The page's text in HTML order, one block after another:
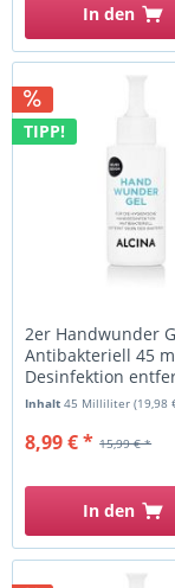
In den
TIPP!
2er Handwunder
Antibakteriell 45
Desinfektion
Inhalt45 Milliliter(19,98 €
15,99 € *
8,99 € *
In den